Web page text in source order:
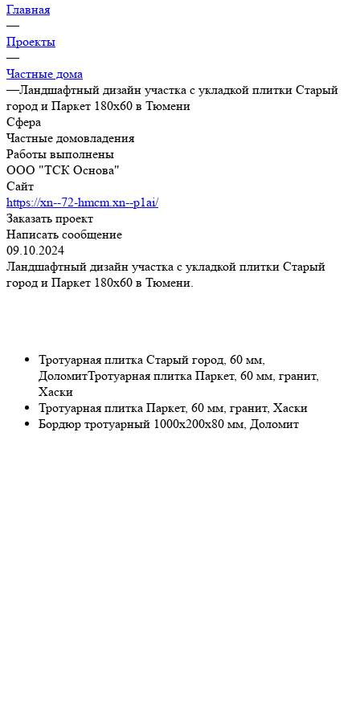
Главная
—
Проекты
—
Частные дома
—Ландшафтный дизайн участка с укладкой плитки Старый
город и Паркет 180х60 в Тюмени
Сфера
Частные домовладения
Работы выполнены
ООО "ТСК Основа"
Сайт
https://xn--72-hmcm.xn--p1ai/
Заказать проект
Написать сообщение
09.10.2024
Ландшафтный дизайн участка с укладкой плитки Старый
город и Паркет 180х60 в Тюмени.
Тротуарная плитка Старый город, 60 мм,
ДоломитТротуарная плитка Паркет, 60 мм, гранит,
Хаски
Тротуарная плитка Паркет, 60 мм, гранит, Хаски
Бордюр тротуарный 1000х200х80 мм, Доломит